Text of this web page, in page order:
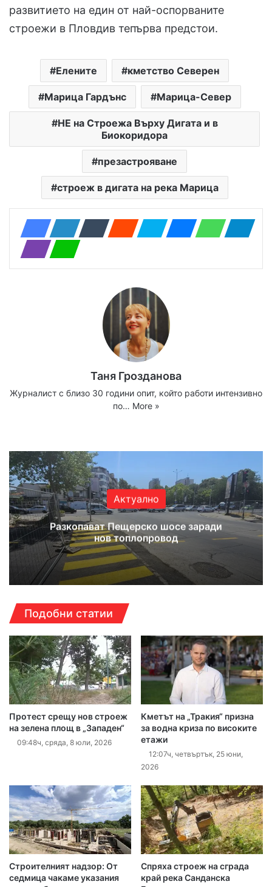
развитието на един от най-оспорваните
строежи в Пловдив тепърва предстои.
Елените кметство Северен
Марица Гардънс Марица-Север
НЕ на Строежа Върху Дигата и в
Биокоридора
презастрояване
строеж в дигата на река Марица
Таня Грозданова
Журналист с близо 30 години опит, който работи интензивно
по… More »
Актуално
Разкопават Пещерско шосе заради
нов топлопровод
Подобни статии
Протест срещу нов строеж
на зелена площ в „Западен“
09:48ч, сряда, 8 юли, 2026
Кметът на „Тракия“ призна
за водна криза по високите
етажи
12:07ч, четвъртък, 25 юни,
2026
Строителният надзор: От
седмица чакаме указания
Спряха строеж на сграда
край река Санданска